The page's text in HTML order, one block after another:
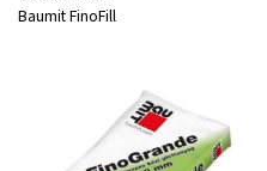
Baumit FinoFill